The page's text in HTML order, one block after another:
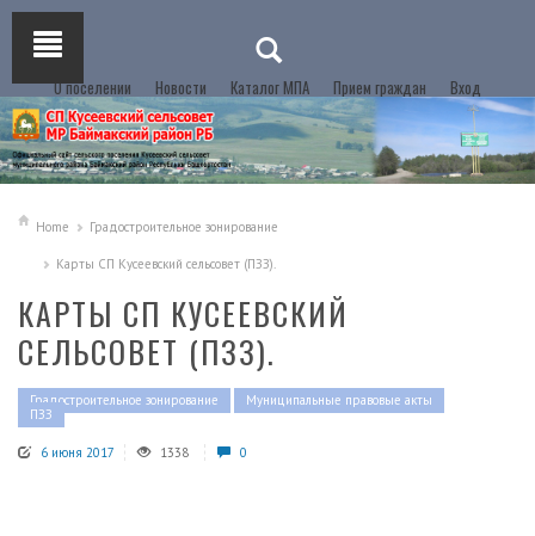
О поселении Новости Каталог МПА Прием граждан Вход
Home Градостроительное зонирование
Карты СП Кусеевский сельсовет (ПЗЗ).
КАРТЫ СП КУСЕЕВСКИЙ
СЕЛЬСОВЕТ (ПЗЗ).
Градостроительное зонирование
Муниципальные правовые акты
ПЗЗ
6 июня 2017 1338 0